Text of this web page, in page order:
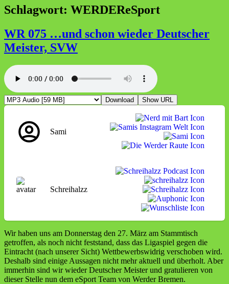
Schlagwort: WERDEReSport
WR 075 …und schon wieder Deutscher
Meister, SVW
Download Show URL
Sami
Schreihalzz
Wir haben uns am Donnerstag den 27. März am Stammtisch
getroffen, als noch nicht feststand, dass das Ligaspiel gegen die
Eintracht (nach unserer Sicht) Wettbewerbswidrig verschoben wird.
Deshalb sind einige Aussagen nicht mehr aktuell und überholt. Aber
immerhin sind wir wieder Deutscher Meister und gratulieren von
dieser Stelle nun dem eSport Team von Werder Bremen.